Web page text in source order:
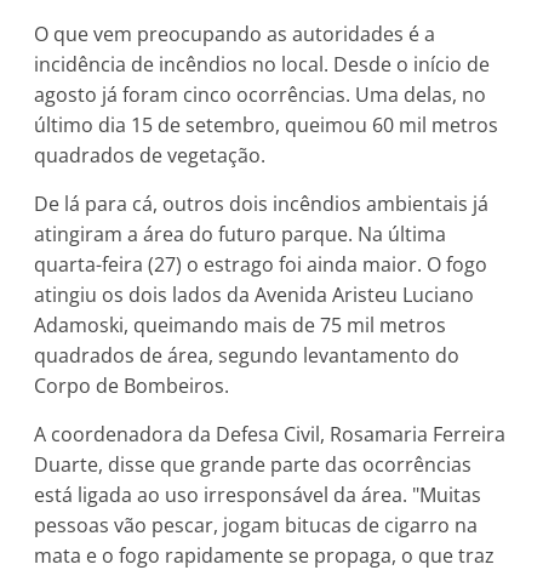
O que vem preocupando as autoridades é a
incidência de incêndios no local. Desde o início de
agosto já foram cinco ocorrências. Uma delas, no
último dia 15 de setembro, queimou 60 mil metros
quadrados de vegetação.
De lá para cá, outros dois incêndios ambientais já
atingiram a área do futuro parque. Na última
quarta-feira (27) o estrago foi ainda maior. O fogo
atingiu os dois lados da Avenida Aristeu Luciano
Adamoski, queimando mais de 75 mil metros
quadrados de área, segundo levantamento do
Corpo de Bombeiros.
A coordenadora da Defesa Civil, Rosamaria Ferreira
Duarte, disse que grande parte das ocorrências
está ligada ao uso irresponsável da área. "Muitas
pessoas vão pescar, jogam bitucas de cigarro na
mata e o fogo rapidamente se propaga, o que traz